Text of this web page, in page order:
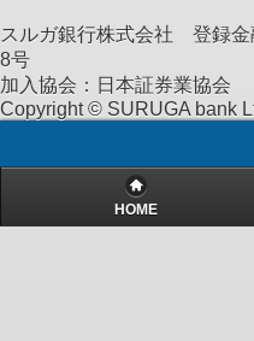
スルガ銀行株式会社 登録
8号
加入協会：日本証券業協会
Copyright © SURUGA bank
HOME